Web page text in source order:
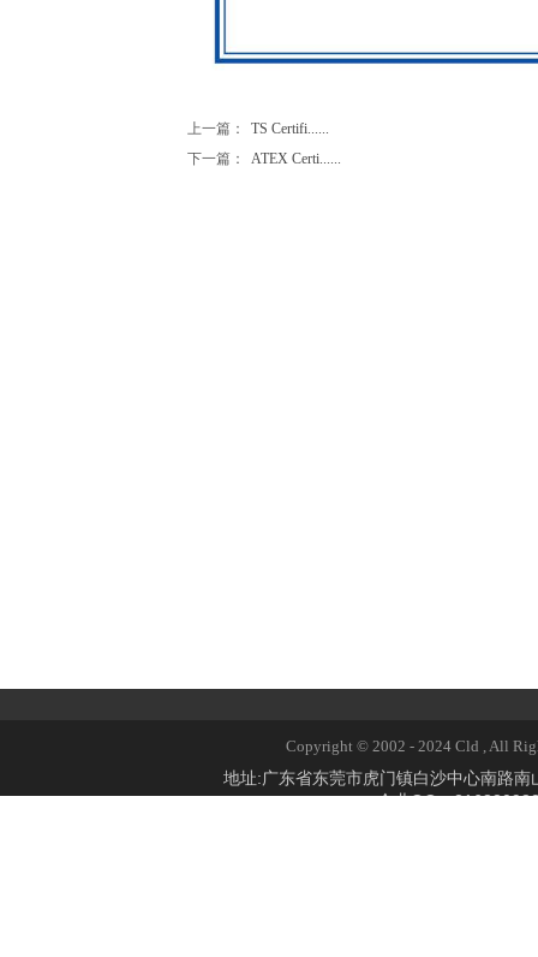
上一篇：
TS Certifi......
下一篇：
ATEX Certi......
Copyright © 2002 - 2024 Cld , All
地址:广东省东莞市虎门镇白沙中心南路
企业QQ：